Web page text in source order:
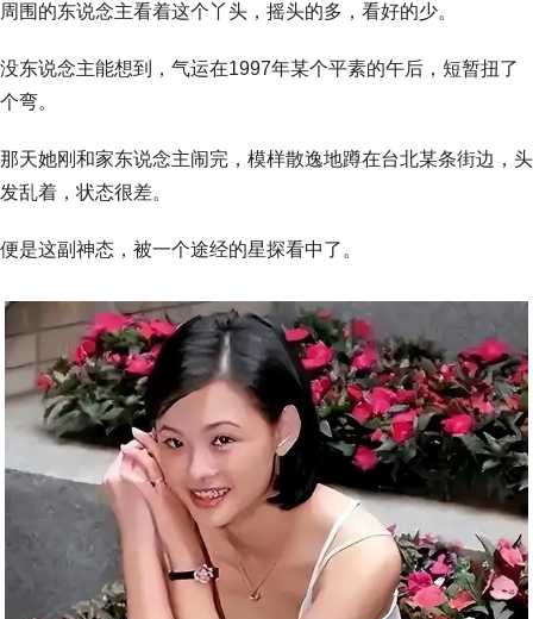
周围的东说念主看着这个丫头，摇头的多，看好的少。
没东说念主能想到，气运在1997年某个平素的午后，短暂扭了
个弯。
那天她刚和家东说念主闹完，模样散逸地蹲在台北某条街边，头
发乱着，状态很差。
便是这副神态，被一个途经的星探看中了。